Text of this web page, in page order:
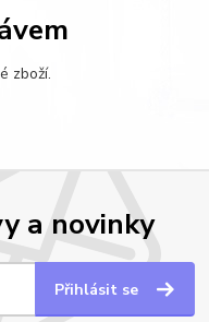
zboží.
a novinky
Přihlásit se